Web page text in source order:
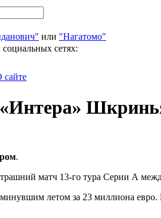
или "Нагатомо"
сетях:
сайте
«Интера»
.
матч 13-го тура Серии А
летом за 23 миллиона евро.